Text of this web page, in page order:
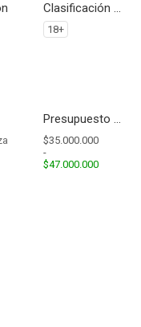
Clasificación por edades
18+
Presupuesto - Ingresos
$35.000.000
-
$47.000.000